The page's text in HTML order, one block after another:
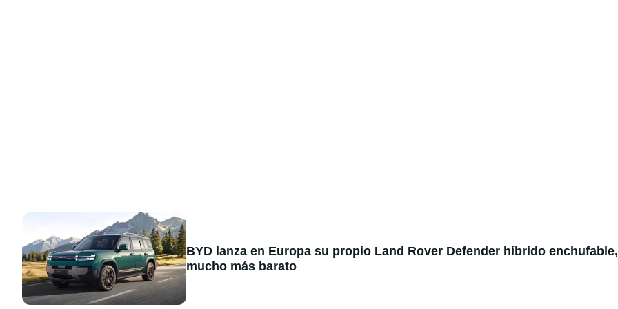
BYD lanza en Europa su propio Land Rover Defender híbrido
mucho más barato